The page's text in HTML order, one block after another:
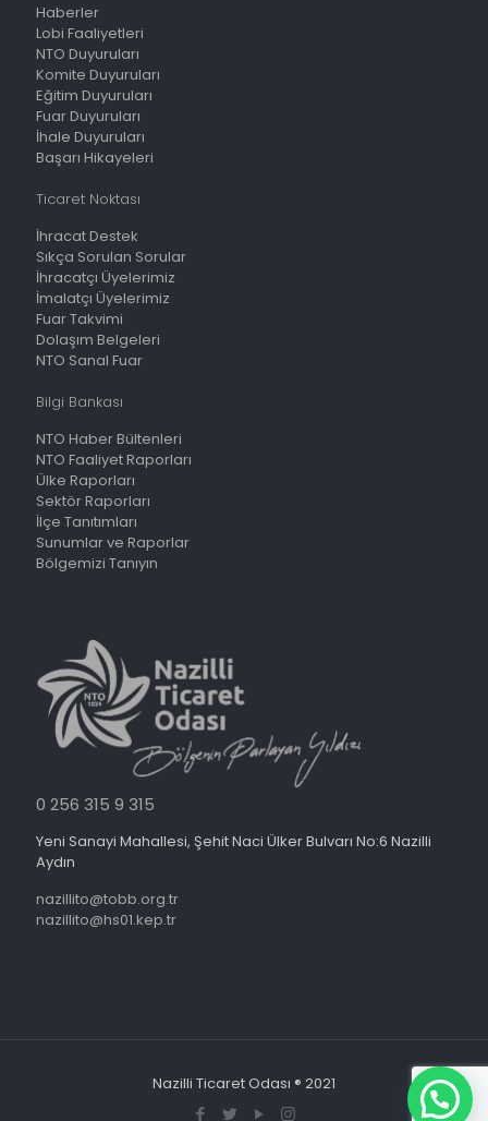
Haberler
Lobi Faaliyetleri
NTO Duyuruları
Komite Duyuruları
Eğitim Duyuruları
Fuar Duyuruları
İhale Duyuruları
Başarı Hikayeleri
Ticaret Noktası
İhracat Destek
Sıkça Sorulan Sorular
İhracatçı Üyelerimiz
İmalatçı Üyelerimiz
Fuar Takvimi
Dolaşım Belgeleri
NTO Sanal Fuar
Bilgi Bankası
NTO Haber Bültenleri
NTO Faaliyet Raporları
Ülke Raporları
Sektör Raporları
İlçe Tanıtımları
Sunumlar ve Raporlar
Bölgemizi Tanıyın
0 256 315 9 315
Yeni Sanayi Mahallesi, Şehit Naci Ülker Bulvarı No:6 Nazilli
Aydın
nazillito@tobb.org.tr
nazillito@hs01.kep.tr
Nazilli Ticaret Odası ® 2021